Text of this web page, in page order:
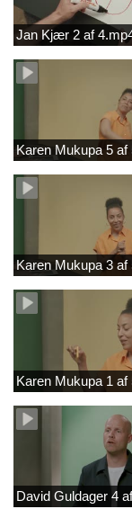
Jan Kjær 2 af
Karen Mukupa 5 af
Karen Mukupa 3 af
Karen Mukupa 1 af
David Guldager 4